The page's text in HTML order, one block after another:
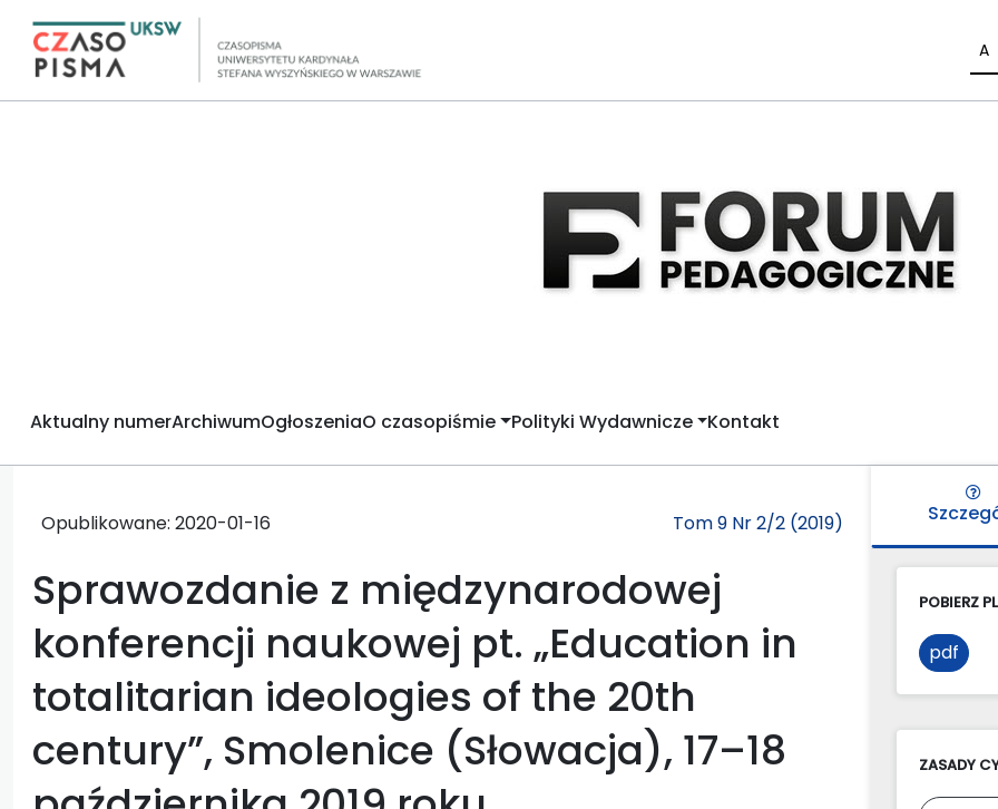
A
Aktualny numerArchiwumOgłoszeniaO czasopiśmie Polityki Wydawnicze Kontakt
Opublikowane: 2020-01-16 Tom 9 Nr 2/2 (2019)
Sprawozdanie z międzynarodowej
konferencji naukowej pt. „Education in
totalitarian ideologies of the 20th
century”, Smolenice (Słowacja), 17–18
POBIERZ
pdf
ZASADY